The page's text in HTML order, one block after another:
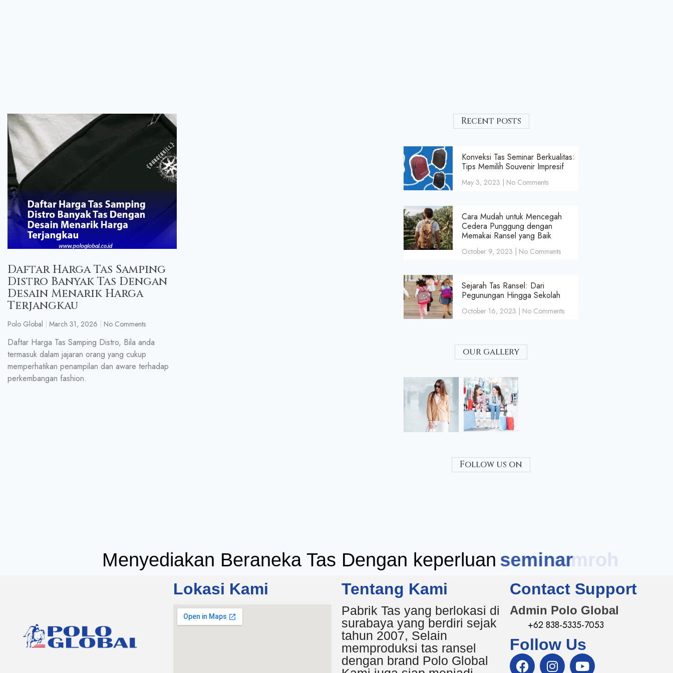
Daftar Harga Tas Samping
Distro Banyak Tas Dengan
Desain Menarik Harga
Terjangkau
Polo Global March 31, 2026 No Comments
Daftar Harga Tas Samping Distro, Bila anda
termasuk dalam jajaran orang yang cukup
memperhatikan penampilan dan aware terhadap
perkembangan fashion.
Recent posts
Konveksi Tas Seminar Berkualitas:
Tips Memilih Souvenir Impresif
May 3, 2023 No Comments
Cara Mudah untuk Mencegah
Cedera Punggung dengan
Memakai Ransel yang Baik
October 9, 2023 No Comments
Sejarah Tas Ransel: Dari
Pegunungan Hingga Sekolah
October 16, 2023 No Comments
our gallery
Follow us on
Menyediakan Beraneka Tas Dengan keperluan seminar
Lokasi Kami Tentang Kami
Pabrik Tas yang berlokasi di
surabaya yang berdiri sejak
tahun 2007, Selain
memproduksi tas ransel
dengan brand Polo Global
Contact Support
Admin Polo Global
+62 838-5335-7053
Follow Us